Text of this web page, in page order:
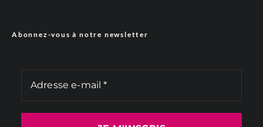
Abonnez-vous à notre newsletter